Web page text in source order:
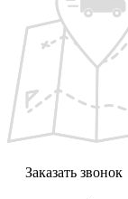
Заказать звонок